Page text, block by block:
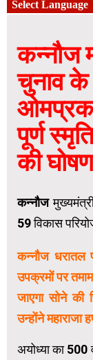
कन्नौज
चुनाव के
पूर्ण
की
कन्नौज
59 विकास
कन्नौज धरातल
उपक्रमों पर
जाएगा सोने की
उन्होंने महाराजा
अयोध्या का 500